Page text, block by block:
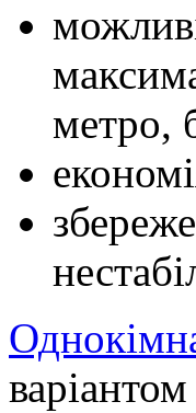
метро,